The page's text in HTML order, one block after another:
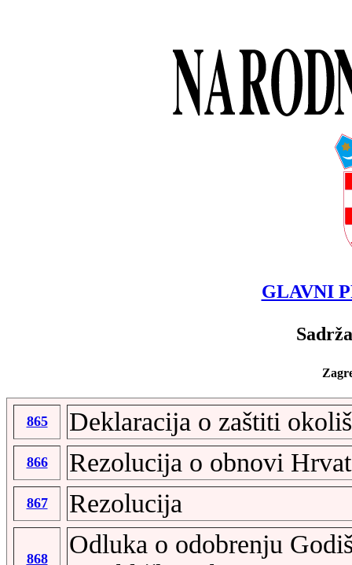
GLAVNI
865 Deklaracija o zaštiti
866 Rezolucija o obnovi
867 Rezolucija
868
Odluka o odobrenju